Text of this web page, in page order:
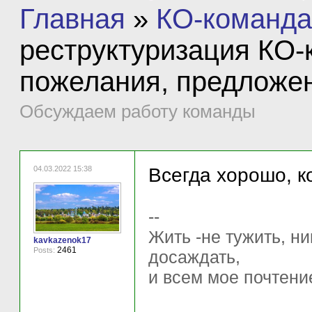
Главная » КО-команда
реструктуризация
пожелания,
Обсуждаем работу команды
04.03.2022 15:38
kavkazenok17
Posts: 2461
Всегда хорошо,
--
Жить -не тужить,
досаждать,
и всем мое